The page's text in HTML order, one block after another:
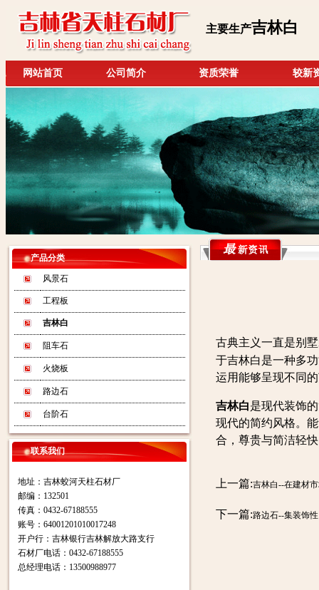
主要生产吉林白
网站首页 公司简介 资质荣誉 较新
产品分类
风景石
工程板
吉林白
阻车石
火烧板
路边石
台阶石
联系我们
地址：吉林蛟河天柱石材厂
邮编：132501
传真：0432-67188555
账号：64001201010017248
开户行：吉林银行吉林解放大路支行
石材厂电话：0432-67188555
总经理电话：13500988977
古典主义一直是别
于吉林白是一种多
运用能够呈现不同
吉林白是现代装饰
现代的简约风格。
合，尊贵与简洁轻
上一篇:吉林白--在建材
下一篇:路边石--集装饰